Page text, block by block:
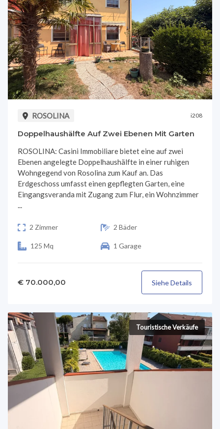
ROSOLINA i208
Doppelhaushälfte Auf Zwei Ebenen Mit Garten
ROSOLINA: Casini Immobiliare bietet eine auf zwei
Ebenen angelegte Doppelhaushälfte in einer ruhigen
Wohngegend von Rosolina zum Kauf an. Das
Erdgeschoss umfasst einen gepflegten Garten, eine
Eingangsveranda mit Zugang zum Flur, ein Wohnzimmer
...
2 Zimmer 2 Bäder
125 Mq 1 Garage
€ 70.000,00 Siehe Details
Touristische Verkäufe